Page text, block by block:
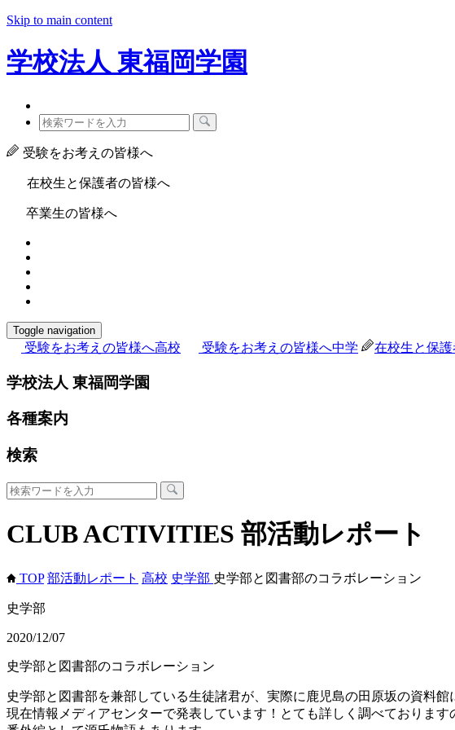
Skip to main content
学校法人 東福岡学園
受験をお考えの皆様へ
在校生と保護者の皆様へ
卒業生の皆様へ
Toggle navigation
受験をお考えの皆様へ高校 受験をお考えの皆様へ中学 在校生と保
学校法人 東福岡学園
各種案内
検索
CLUB ACTIVITIES 部活動レポート
TOP 部活動レポート 高校 史学部 史学部と図書部のコラボレーション
史学部
2020/12/07
史学部と図書部のコラボレーション
史学部と図書部を兼部している生徒諸君が、実際に鹿児島の田原坂の資料
現在情報メディアセンターで発表しています！とても詳しく調べております